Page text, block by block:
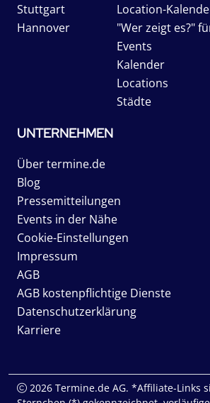
Stuttgart
Hannover
Location-
"Wer zeigt es?"
Events
Kalender
Locations
Städte
UNTERNEHMEN
Über termine.de
Blog
Pressemitteilungen
Events in der Nähe
Cookie-Einstellungen
Impressum
AGB
AGB kostenpflichtige Dienste
Datenschutzerklärung
Karriere
2026 Termine.de AG. *Affiliate-Links